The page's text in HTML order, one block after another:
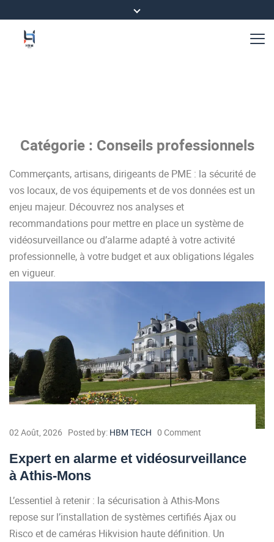
Catégorie : Conseils professionnels
Commerçants, artisans, dirigeants de PME : la sécurité de
vos locaux, de vos équipements et de vos données est un
enjeu majeur. Découvrez nos analyses et
recommandations pour mettre en place un système de
vidéosurveillance ou d’alarme adapté à votre activité
professionnelle, à votre budget et aux obligations légales
en vigueur.
02 Août, 2026 Posted by: HBM TECH 0 Comment
Expert en alarme et vidéosurveillance
à Athis-Mons
L’essentiel à retenir : la sécurisation à Athis-Mons
repose sur l’installation de systèmes certifiés Ajax ou
Risco et de caméras Hikvision haute définition. Un